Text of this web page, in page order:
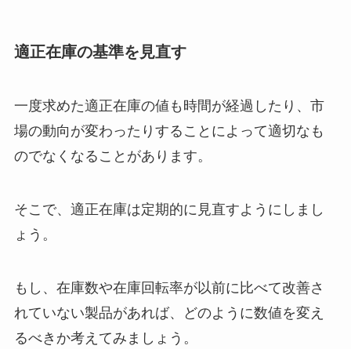
適正在庫の基準を見直す
一度求めた適正在庫の値も時間が経過したり、市
場の動向が変わったりすることによって適切なも
のでなくなることがあります。
そこで、適正在庫は定期的に見直すようにしまし
ょう。
もし、在庫数や在庫回転率が以前に比べて改善さ
れていない製品があれば、どのように数値を変え
るべきか考えてみましょう。